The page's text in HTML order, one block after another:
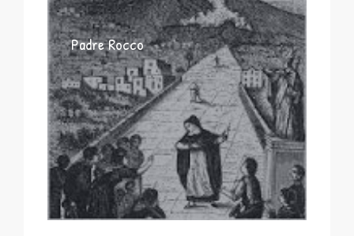
Padre Rocco